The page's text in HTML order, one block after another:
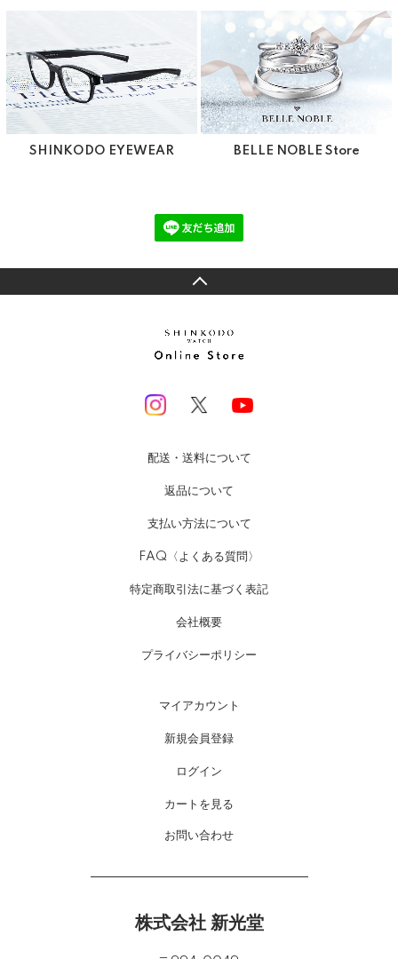
SHINKODO EYEWEAR BELLE NOBLE Store
配送・送料について
返品について
支払い方法について
FAQ〈よくある質問〉
特定商取引法に基づく表記
会社概要
プライバシーポリシー
マイアカウント
新規会員登録
ログイン
カートを見る
お問い合わせ
株式会社 新光堂